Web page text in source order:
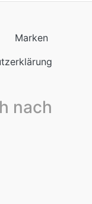
nach